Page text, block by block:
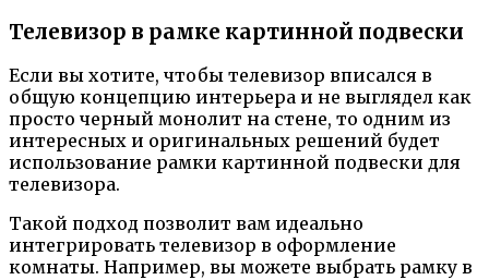
Телевизор в рамке картинной подвески
Если вы хотите, чтобы телевизор вписался в
общую концепцию интерьера и не выглядел как
просто черный монолит на стене, то одним из
интересных и оригинальных решений будет
использование рамки картинной подвески для
телевизора.
Такой подход позволит вам идеально
интегрировать телевизор в оформление
комнаты. Например, вы можете выбрать рамку в